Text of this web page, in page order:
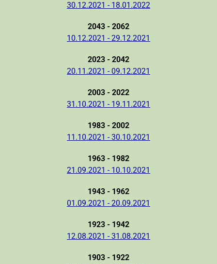
30.12.2021 - 18.01.2022
2043 - 2062
10.12.2021 - 29.12.2021
2023 - 2042
20.11.2021 - 09.12.2021
2003 - 2022
31.10.2021 - 19.11.2021
1983 - 2002
11.10.2021 - 30.10.2021
1963 - 1982
21.09.2021 - 10.10.2021
1943 - 1962
01.09.2021 - 20.09.2021
1923 - 1942
12.08.2021 - 31.08.2021
1903 - 1922